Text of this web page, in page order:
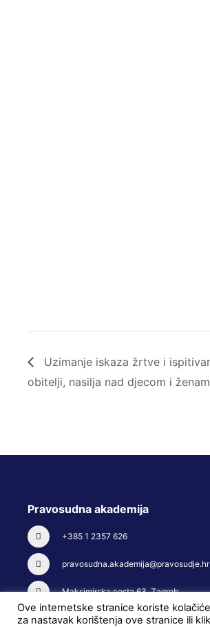
Uzimanje iskaza žrtve i
obitelji, nasilja nad djecom i
Pravosudna akademija
+385 1 2357 626
pravosudna.akademija@pravosudje.hr
Maksimirska cesta 63, Zagreb
Ove internetske stranice koriste
za nastavak korištenja ove stranice ili